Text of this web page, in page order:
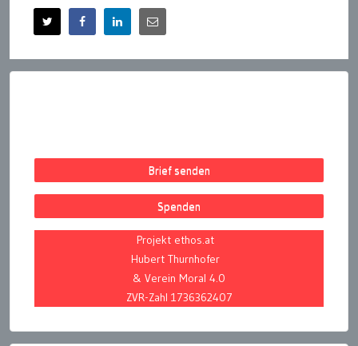
Brief senden
Spenden
Projekt ethos.at
Hubert Thurnhofer
& Verein Moral 4.0
ZVR-Zahl 1736362407